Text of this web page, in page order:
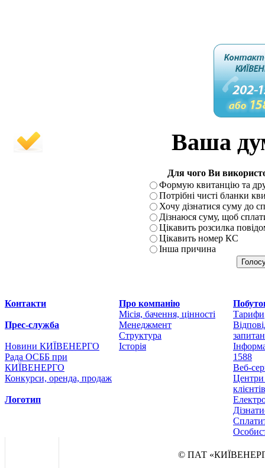
Ваша
Для чого Ви
Формую квитанцію та
Потрібні чисті бланки
Хочу дізнатися суму до
Дізнаюся суму, щоб
Цікавить розсилка
Цікавить номер КС
Інша причина
Контакти
Прес-служба
Новини КИЇВЕНЕРГО
Рада ОСББ при
КИЇВЕНЕРГО
Конкурси, оренда, продаж
Логотип
Про компанію
Місія, бачення, цінності
Менеджмент
Структура
Історія
Тарифи
1588
Веб-
Центри
клієнтів
© ПАТ